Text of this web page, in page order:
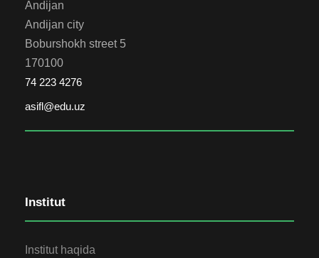
Andijan
Andijan city
Boburshokh street 5
170100
74 223 4276
asifl@edu.uz
Institut
Institut haqida